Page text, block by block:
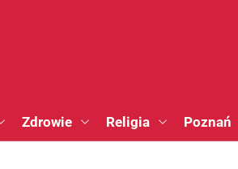
Zdrowie Religia Poznań